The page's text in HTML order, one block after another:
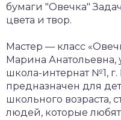
бумаги "Овечка"
цвета и твор.
Мастер — класс
Марина Анатольевна,
школа-интернат №1,
предназначен для
школьного возраста,
людей, которые